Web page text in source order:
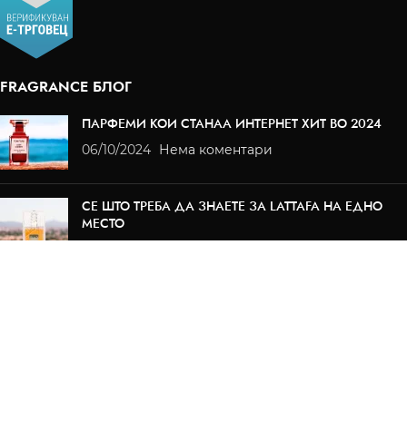
FRAGRANCE БЛОГ
ПАРФЕМИ КОИ СТАНАА ИНТЕРНЕТ ХИТ ВО 2024
06/10/2024 Нема коментари
СЕ ШТО ТРЕБА ДА ЗНАЕТЕ ЗА LATTAFA НА ЕДНО
МЕСТО